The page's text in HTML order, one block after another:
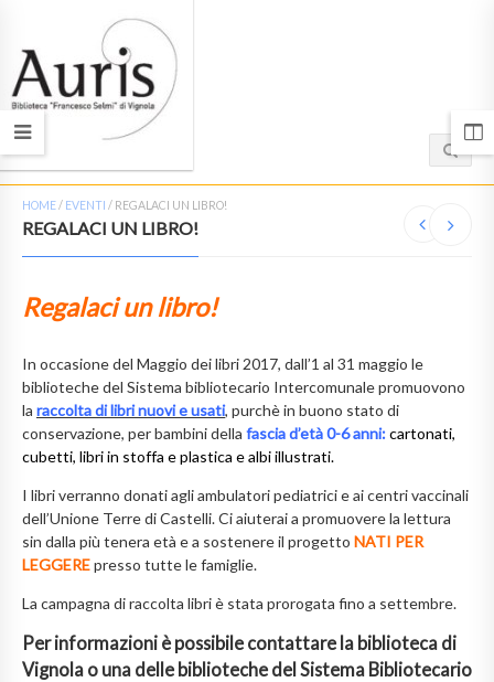
HOME/ EVENTI / REGALACI UN LIBRO!
REGALACI UN LIBRO!
Regalaci un libro!
In occasione del Maggio dei libri 2017, dall’1 al 31 maggio le
biblioteche del Sistema bibliotecario Intercomunale promuovono
la raccolta di libri nuovi e usati, purchè in buono stato di
conservazione, per bambini della fascia d’età0-6 anni:cartonati,
cubetti, libri in stoffa e plastica e albi illustrati.
I libri verranno donati agli ambulatori pediatrici e ai centri vaccinali
dell’Unione Terre di Castelli. Ci aiuterai a promuovere la lettura
sin dalla più tenera età e a sostenere il progetto NATI PER
LEGGEREpresso tutte le famiglie.
La campagna di raccolta libri è stata prorogata fino a settembre.
Per informazioni è possibile contattare la biblioteca di
Vignola o una delle biblioteche del Sistema Bibliotecario